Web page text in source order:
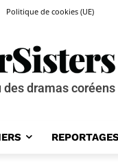
Politique de cookies (UE)
dramas coréens
REPORTAGES